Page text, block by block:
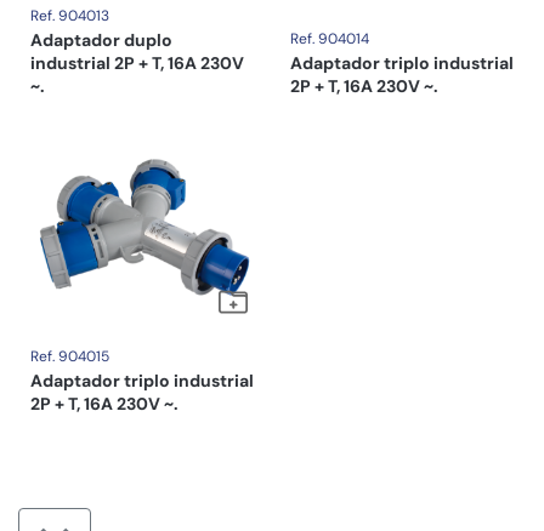
Ref. 904013
Adaptador duplo
industrial 2P + T, 16A 230V
~.
Ref. 904014
Adaptador triplo industrial
2P + T, 16A 230V ~.
Ref. 904015
Adaptador triplo industrial
2P + T, 16A 230V ~.